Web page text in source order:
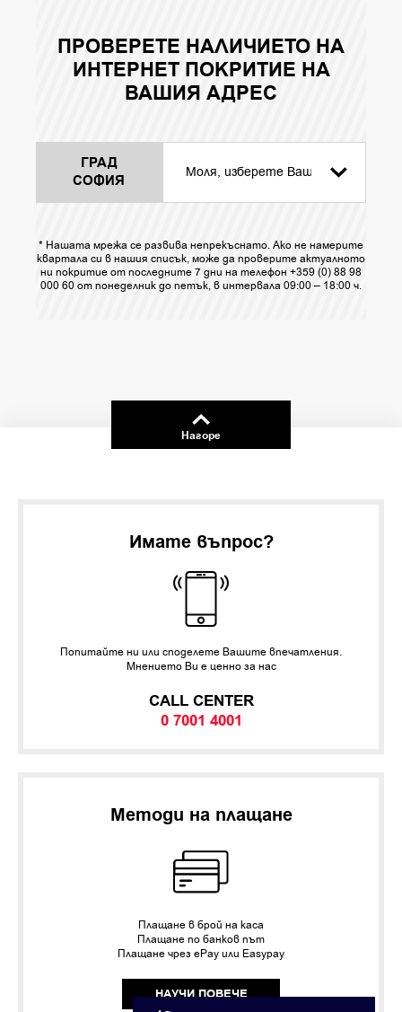
ПРОВЕРЕТЕ НАЛИЧИЕТО НА
ИНТЕРНЕТ ПОКРИТИЕ НА
ВАШИЯ АДРЕС
ГРАД
СОФИЯ
* Нашата мрежа се развива непрекъснато. Ако не намерите
квартала си в нашия списък, може да проверите актуалното
ни покритие от последните 7 дни на телефон +359 (0) 88 98
000 60 от понеделник до петък, в интервала 09:00 – 18:00 ч.
Нагоре
Имате въпрос?
Попитайте ни или споделете Вашите впечатления.
Мнението Ви е ценно за нас
CALL CENTER
0 7001 4001
Методи на плащане
Плащане в брой на каса
Плащане по банков път
Плащане чрез ePay или Easypay
НАУЧИ ПОВЕЧЕ